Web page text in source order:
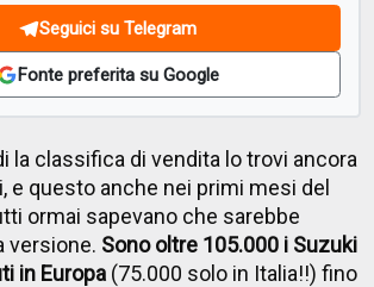
Seguici su Telegram
Fonte preferita su Google
la classifica di vendita lo trovi ancora
e questo anche nei primi mesi del
ormai sapevano che sarebbe
versione. Sono oltre 105.000 i Suzuki
in Europa (75.000 solo in Italia!!) fino